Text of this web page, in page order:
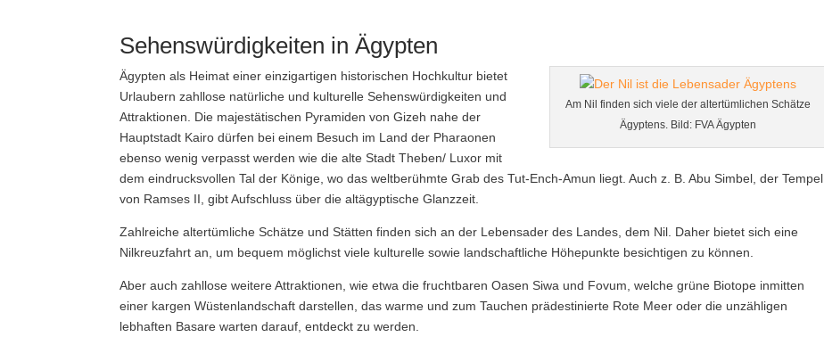
Sehenswürdigkeiten in Ägypten
Am Nil finden sich viele der altertümlichen Schätze
Ägyptens. Bild: FVA Ägypten
Ägypten als Heimat einer einzigartigen historischen Hochkultur bietet
Urlaubern zahllose natürliche und kulturelle Sehenswürdigkeiten und
Attraktionen. Die majestätischen Pyramiden von Gizeh nahe der
Hauptstadt Kairo dürfen bei einem Besuch im Land der Pharaonen
ebenso wenig verpasst werden wie die alte Stadt Theben/ Luxor mit
dem eindrucksvollen Tal der Könige, wo das weltberühmte Grab des Tut-Ench-Amun liegt. Auch z. B. Abu Simbel, der Tempel
von Ramses II, gibt Aufschluss über die altägyptische Glanzzeit.
Zahlreiche altertümliche Schätze und Stätten finden sich an der Lebensader des Landes, dem Nil. Daher bietet sich eine
Nilkreuzfahrt an, um bequem möglichst viele kulturelle sowie landschaftliche Höhepunkte besichtigen zu können.
Aber auch zahllose weitere Attraktionen, wie etwa die fruchtbaren Oasen Siwa und Fovum, welche grüne Biotope inmitten
einer kargen Wüstenlandschaft darstellen, das warme und zum Tauchen prädestinierte Rote Meer oder die unzähligen
lebhaften Basare warten darauf, entdeckt zu werden.